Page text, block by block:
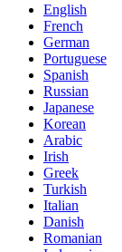
English
French
German
Portuguese
Spanish
Russian
Japanese
Korean
Arabic
Irish
Greek
Turkish
Italian
Danish
Romanian